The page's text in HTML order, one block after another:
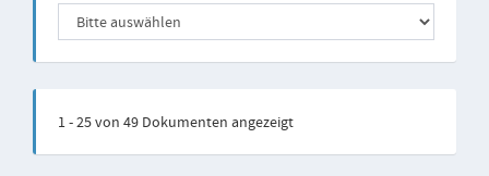
1 - 25 von 49 Dokumenten angezeigt